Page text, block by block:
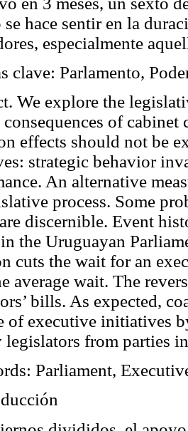
se hace sentir en la
especialmente
clave: Parlamento,
We explore the
consequences of
effects should not be
strategic behavior
An alternative
process. Some
discernible. Event
the Uruguayan
cuts the wait for an
average wait. The
bills. As expected,
of executive initiatives
from parties
Parliament,